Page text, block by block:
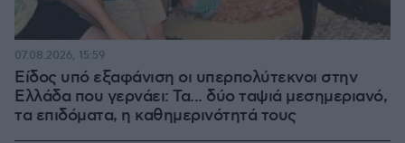
Είδος υπό εξαφάνιση οι υπερπολύτεκνοι στην
Ελλάδα που γερνάει: Τα... δύο ταψιά μεσημεριανό,
τα επιδόματα, η καθημερινότητά τους
07.08.2026, 15:59